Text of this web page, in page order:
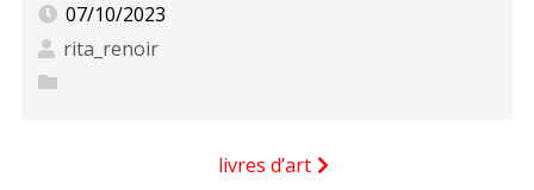
07/10/2023
rita_renoir
livres d’art